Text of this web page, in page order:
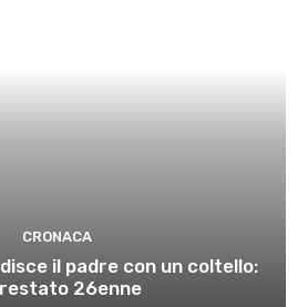
CRONACA
il padre con un coltello:
26enne